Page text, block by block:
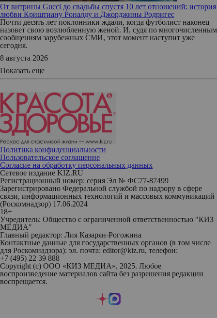
От витрины Gucci до свадьбы спустя 10 лет отношений: история
любви Криштиану Роналду и Джорджины Родригес
Почти десять лет поклонники ждали, когда футболист наконец
назовет свою возлюбленную женой. И, судя по многочисленным
сообщениям зарубежных СМИ, этот момент наступит уже
сегодня.
8 августа 2026
Показать еще
Политика конфиденциальности
Пользовательское соглашение
Согласие на обработку персональных данных
Сетевое издание KIZ.RU
Регистрационный номер: серия Эл № ФС77-87499
Зарегистрировано Федеральной службой по надзору в сфере
связи, информационных технологий и массовых коммуникаций
(Роскомнадзор) 17.06.2024
18+
Учредитель: Общество с ограниченной ответственностью "КИЗ
МЕДИА"
Главный редактор: Лия Казарян-Рогожина
Контактные данные для государственных органов (в том числе
для Роскомнадзора): эл. почта: editor@kiz.ru, телефон:
+7 (495) 22 39 888
Copyright (с) ООО «КИЗ МЕДИА», 2025. Любое
воспроизведение материалов сайта без разрешения редакции
воспрещается.